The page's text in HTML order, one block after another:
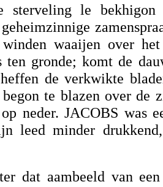
le bekhigon
winden waaijen over
ten gronde; komt de
de verkwikte
te blazen over de
neder. JACOBS was
leed minder
dat aambeeld van een